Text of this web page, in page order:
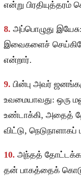
என்று
8. அப்பொழுது
இவைகளைச்
என்றார்.
9. பின்பு அவர்
உவமையாவது: ஒரு
உண்டாக்கி, அதைத்
விட்டு,
10. அந்தத்
தன் பாகத்தைக்